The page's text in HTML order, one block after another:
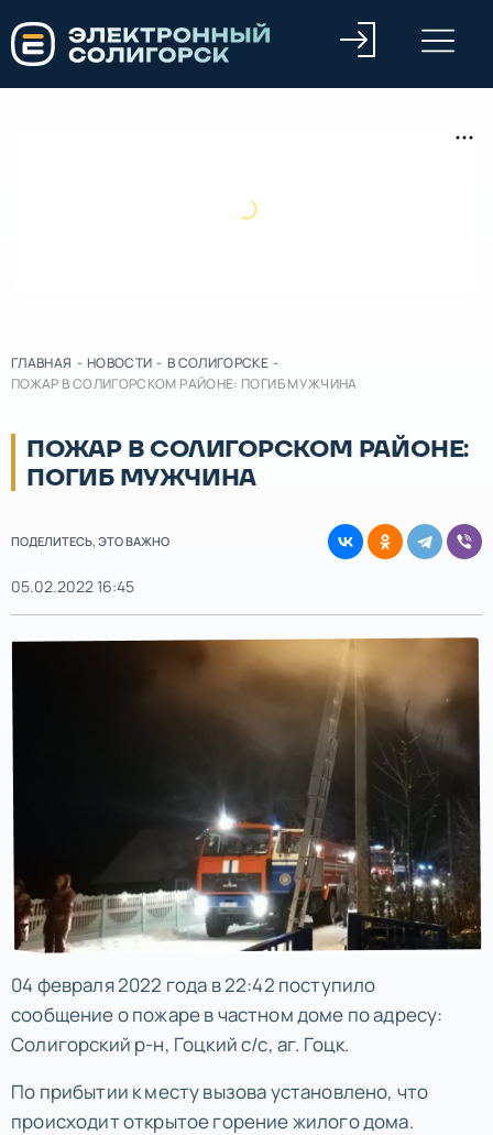
ГЛАВНАЯ - НОВОСТИ - В СОЛИГОРСКЕ -
ПОЖАР В СОЛИГОРСКОМ РАЙОНЕ: ПОГИБ МУЖЧИНА
ПОЖАР В СОЛИГОРСКОМ РАЙОНЕ:
ПОГИБ МУЖЧИНА
ПОДЕЛИТЕСЬ, ЭТО ВАЖНО
05.02.2022 16:45
04 февраля 2022 года в 22:42 поступило
сообщение о пожаре в частном доме по адресу:
Солигорский р-н, Гоцкий с/с, аг. Гоцк.
По прибытии к месту вызова установлено, что
происходит открытое горение жилого дома.